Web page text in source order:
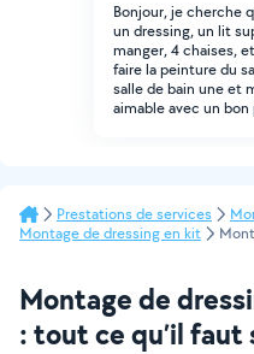
Bonjour, je cherche
un dressing, un lit
manger, 4 chaises,
faire la peinture du
salle de bain une et
aimable avec un
Prestations de services
Montage de dressing en kit
Montage de
: tout ce qu’il faut